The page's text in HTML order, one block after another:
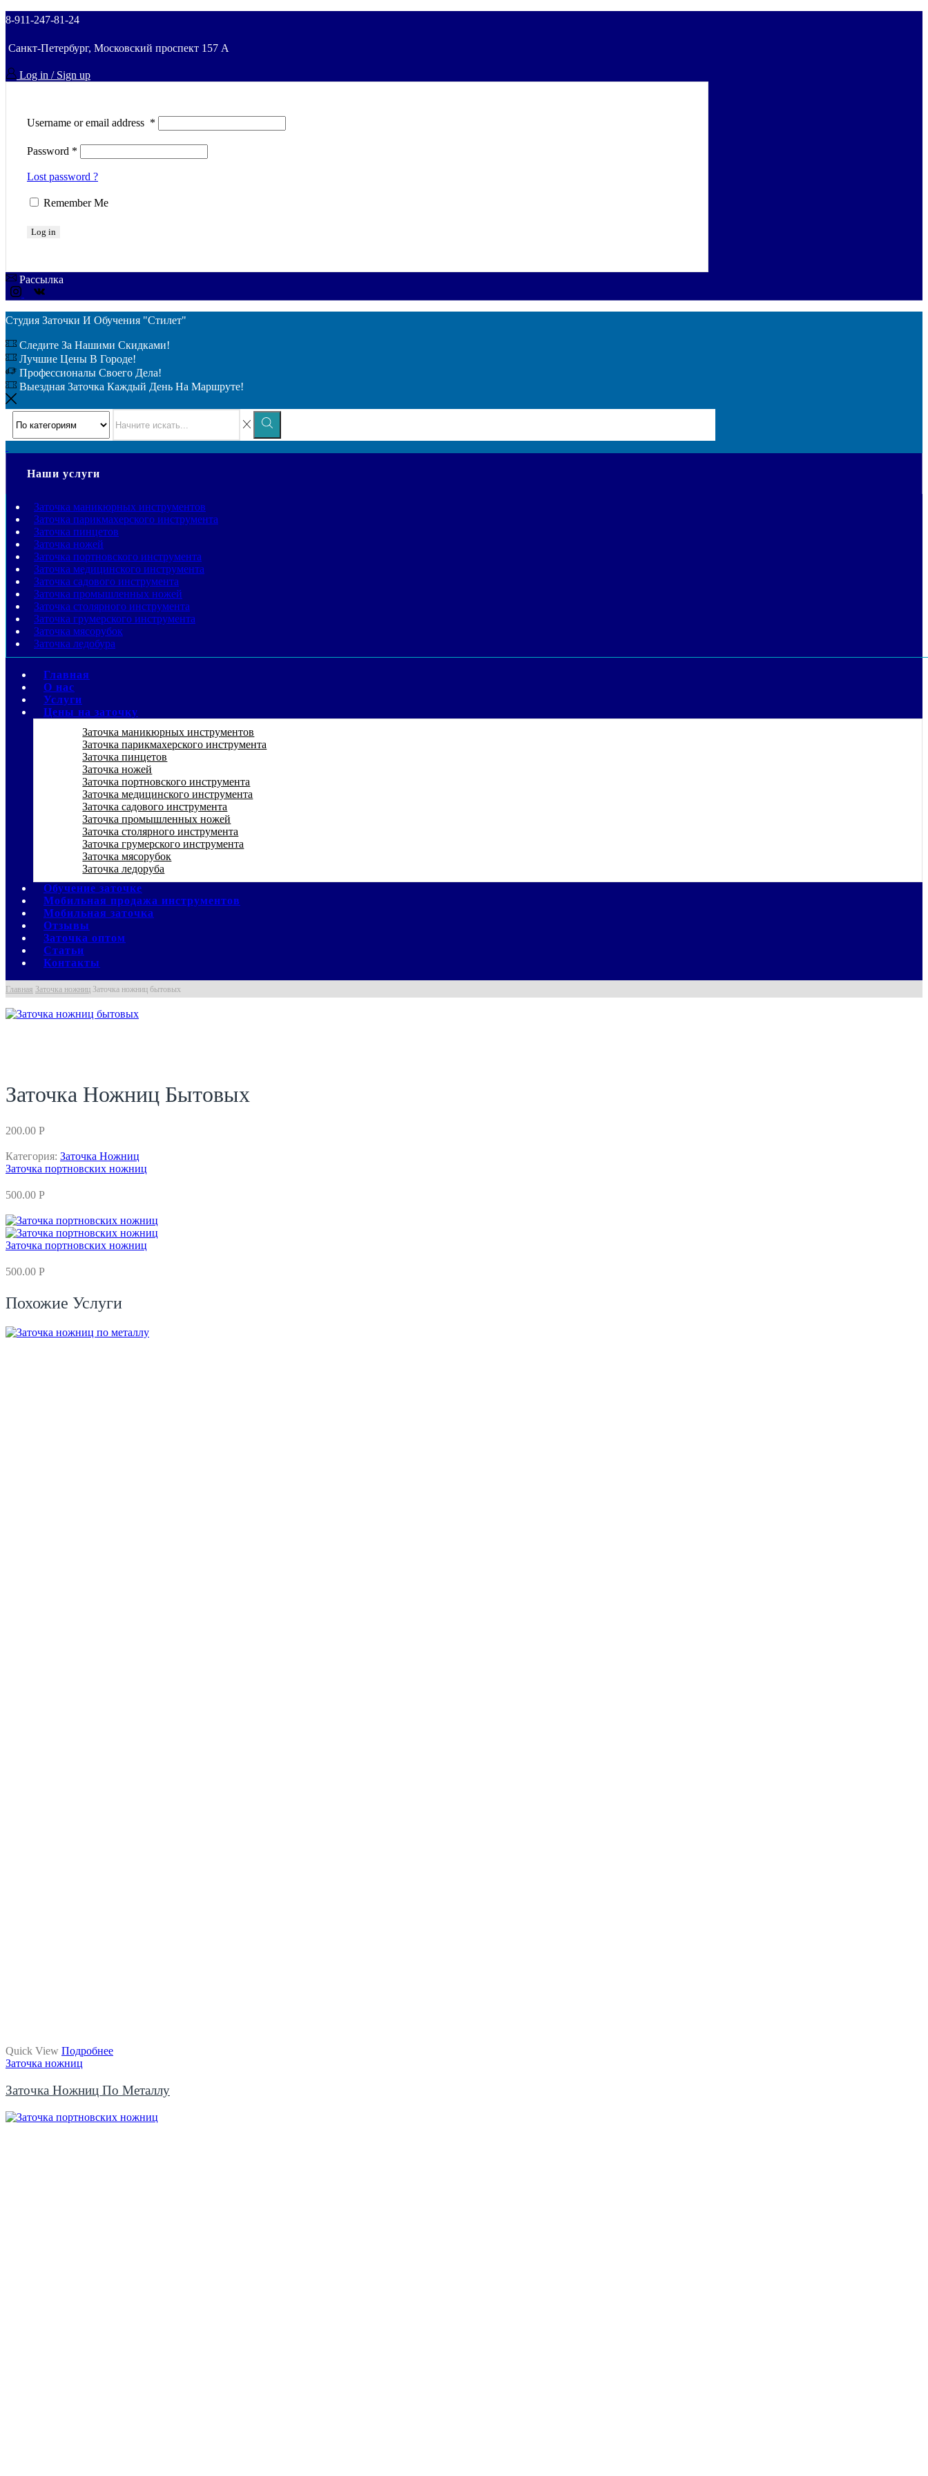
8-911-247-81-24
Санкт-Петербург, Московский проспект 157 A
Log in / Sign up
Username or email address *
Password *
Lost password ?
Remember Me
Log in
Рассылка
Студия Заточки И Обучения "Стилет"
Следите За Нашими Скидками!
Лучшие Цены В Городе!
Профессионалы Своего Дела!
Выездная Заточка Каждый День На Маршруте!
Наши услуги
Заточка маникюрных инструментов
Заточка парикмахерского инструмента
Заточка пинцетов
Заточка ножей
Заточка портновского инструмента
Заточка медицинского инструмента
Заточка садового инструмента
Заточка промышленных ножей
Заточка столярного инструмента
Заточка грумерского инструмента
Заточка мясорубок
Заточка ледобура
Главная
О нас
Услуги
Цены на заточку
Заточка маникюрных инструментов
Заточка парикмахерского инструмента
Заточка пинцетов
Заточка ножей
Заточка портновского инструмента
Заточка медицинского инструмента
Заточка садового инструмента
Заточка промышленных ножей
Заточка столярного инструмента
Заточка грумерского инструмента
Заточка мясорубок
Заточка ледоруба
Обучение заточке
Мобильная продажа инструментов
Мобильная заточка
Отзывы
Заточка оптом
Статьи
Контакты
Главная Заточка ножниц Заточка ножниц бытовых
Заточка Ножниц Бытовых
200.00 Р
Категория: Заточка Ножниц
Заточка портновских ножниц
500.00 Р
Заточка портновских ножниц
500.00 Р
Похожие Услуги
Quick View Подробнее
Заточка ножниц
Заточка Ножниц По Металлу